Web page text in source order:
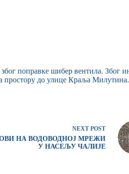
поправке шибер вентила.
простору до улице Краља Милутина.
NEXT POST
НА ВОДОВОДНОЈ МРЕЖИ
У НАСЕЉУ ЧАЛИЈЕ